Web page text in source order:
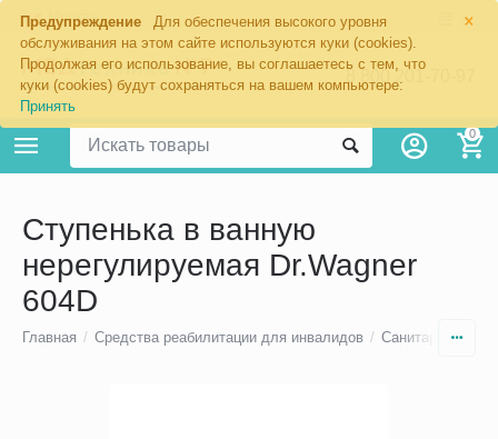
×
Предупреждение
Для обеспечения высокого уровня
обслуживания на этом сайте используются куки (cookies).
Продолжая его использование, вы соглашаетесь с тем, что
куки (cookies) будут сохраняться на вашем компьютере:
Принять
Москва
8 800 201-70-97
0
Ступенька в ванную
нерегулируемая Dr.Wagner
604D
Главная / Средства реабилитации для инвалидов / Санитарно-